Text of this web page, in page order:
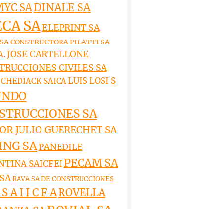
SADINALE SA
SAELEPRINT SA
CONSTRUCTORA PILATTI SA
JOSE CARTELLONE
CIVILES SA
CHEDIACK SAICALUIS LOSI S
SA
JULIO GUERECHET SA
SAPANEDILE
SAICFEI PECAM SA
RAVA SA DE CONSTRUCCIONES
A I I C F AROVELLA